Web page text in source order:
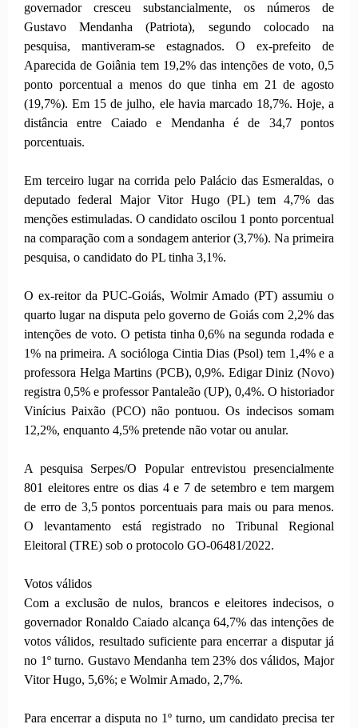
governador cresceu substancialmente, os números de
Gustavo Mendanha (Patriota), segundo colocado na
pesquisa, mantiveram-se estagnados. O ex-prefeito de
Aparecida de Goiânia tem 19,2% das intenções de voto, 0,5
ponto porcentual a menos do que tinha em 21 de agosto
(19,7%). Em 15 de julho, ele havia marcado 18,7%. Hoje, a
distância entre Caiado e Mendanha é de 34,7 pontos
porcentuais.
Em terceiro lugar na corrida pelo Palácio das Esmeraldas, o
deputado federal Major Vitor Hugo (PL) tem 4,7% das
menções estimuladas. O candidato oscilou 1 ponto porcentual
na comparação com a sondagem anterior (3,7%). Na primeira
pesquisa, o candidato do PL tinha 3,1%.
O ex-reitor da PUC-Goiás, Wolmir Amado (PT) assumiu o
quarto lugar na disputa pelo governo de Goiás com 2,2% das
intenções de voto. O petista tinha 0,6% na segunda rodada e
1% na primeira. A socióloga Cintia Dias (Psol) tem 1,4% e a
professora Helga Martins (PCB), 0,9%. Edigar Diniz (Novo)
registra 0,5% e professor Pantaleão (UP), 0,4%. O historiador
Vinícius Paixão (PCO) não pontuou. Os indecisos somam
12,2%, enquanto 4,5% pretende não votar ou anular.
A pesquisa Serpes/O Popular entrevistou presencialmente
801 eleitores entre os dias 4 e 7 de setembro e tem margem
de erro de 3,5 pontos porcentuais para mais ou para menos.
O levantamento está registrado no Tribunal Regional
Eleitoral (TRE) sob o protocolo GO-06481/2022.
Votos válidos
Com a exclusão de nulos, brancos e eleitores indecisos, o
governador Ronaldo Caiado alcança 64,7% das intenções de
votos válidos, resultado suficiente para encerrar a disputar já
no 1º turno. Gustavo Mendanha tem 23% dos válidos, Major
Vitor Hugo, 5,6%; e Wolmir Amado, 2,7%.
Para encerrar a disputa no 1º turno, um candidato precisa ter